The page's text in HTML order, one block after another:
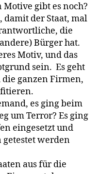
gibt es noch?
damit der Staat, mal
die
Bürger hat.
Motiv, und das
sein. Es geht
ganzen Firmen,
es ging beim
um Terror? Es ging
eingesetzt und
werden
aus für die